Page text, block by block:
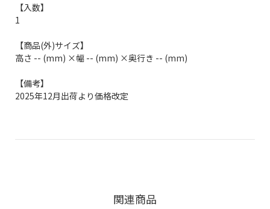
【入数】
1
【商品(外)サイズ】
高さ -- (mm) ×幅 -- (mm) ×奥行き -- (mm)
【備考】
2025年12月出荷より価格改定
関連商品